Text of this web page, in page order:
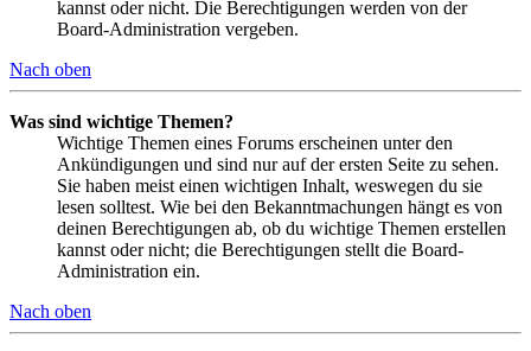
kannst oder nicht. Die Berechtigungen werden von der
Board-Administration vergeben.
Nach oben
Was sind wichtige Themen?
Wichtige Themen eines Forums erscheinen unter den
Ankündigungen und sind nur auf der ersten Seite zu sehen.
Sie haben meist einen wichtigen Inhalt, weswegen du sie
lesen solltest. Wie bei den Bekanntmachungen hängt es von
deinen Berechtigungen ab, ob du wichtige Themen erstellen
kannst oder nicht; die Berechtigungen stellt die Board-
Administration ein.
Nach oben